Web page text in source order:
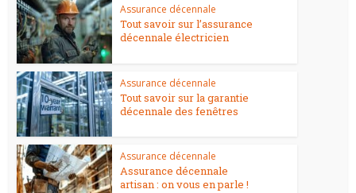
Assurance décennale
Tout savoir sur l’assurance
décennale électricien
Assurance décennale
Tout savoir sur la garantie
décennale des fenêtres
Assurance décennale
Assurance décennale
artisan : on vous en parle !